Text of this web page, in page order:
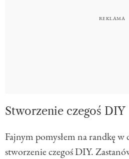
Stworzenie czegoś DIY
Fajnym pomysłem na randkę w
stworzenie czegoś DIY.